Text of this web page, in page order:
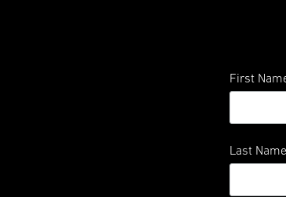
First
Last Name